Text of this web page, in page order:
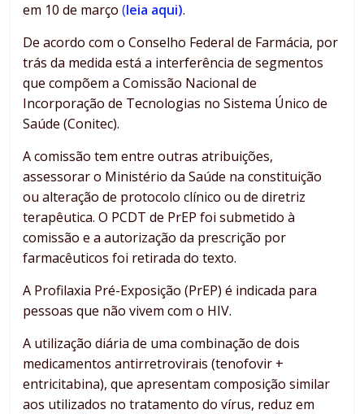
em 10 de março(leia aqui).
De acordo com o Conselho Federal de Farmácia, por
trás da medida está a interferência de segmentos
que compõem a Comissão Nacional de
Incorporação de Tecnologias no Sistema Único de
Saúde (Conitec).
A comissão tem entre outras atribuições,
assessorar o Ministério da Saúde na constituição
ou alteração de protocolo clínico ou de diretriz
terapêutica. O PCDT de PrEP foi submetido à
comissão e a autorização da prescrição por
farmacêuticos foi retirada do texto.
A Profilaxia Pré-Exposição (PrEP) é indicada para
pessoas que não vivem com o HIV.
A utilização diária de uma combinação de dois
medicamentos antirretrovirais (tenofovir +
entricitabina), que apresentam composição similar
aos utilizados no tratamento do vírus, reduz em